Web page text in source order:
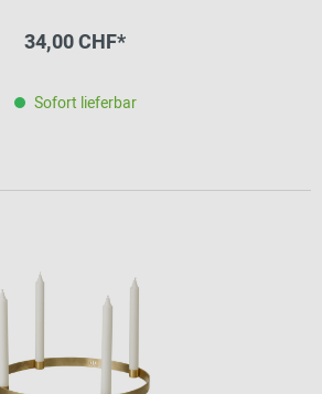
34,00 CHF*
Sofort lieferbar